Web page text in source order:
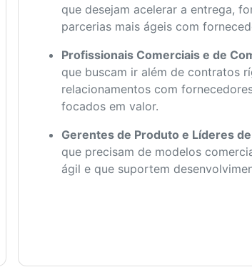
que desejam acelerar a entrega,
parcerias mais ágeis com
Profissionais Comerciais e de
que buscam ir além de contratos
relacionamentos com
focados em valor.
Gerentes de Produto e Líderes
que precisam de modelos
ágil e que suportem